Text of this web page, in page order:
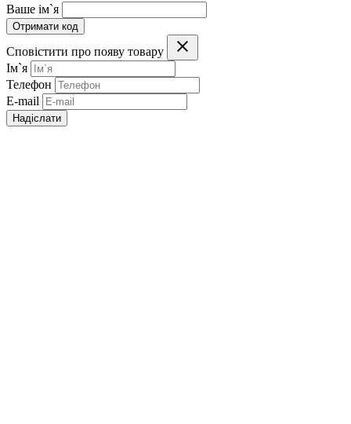
Ваше ім`я
Отримати код
Сповістити про появу товару
Ім`я
Телефон
E-mail
Надіслати